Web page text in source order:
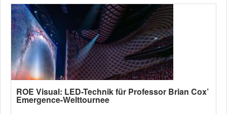
ROE Visual: LED-Technik für Professor Brian Cox’
Emergence-Welttournee